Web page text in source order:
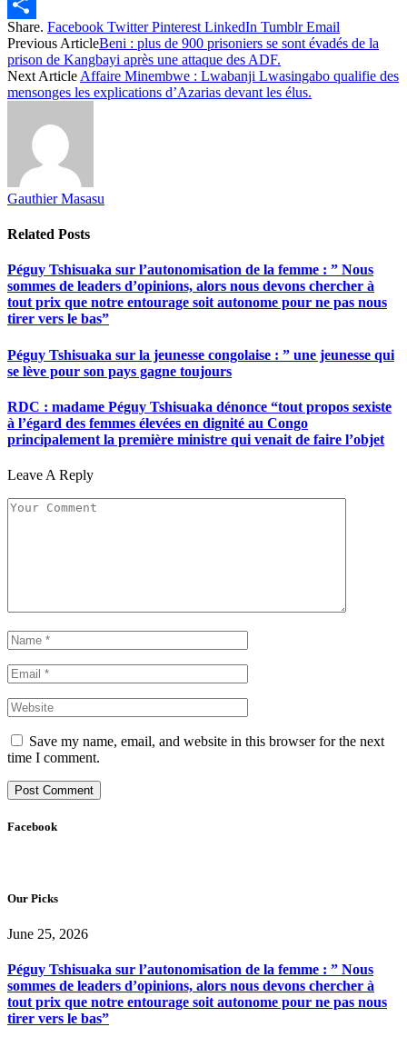
Twitter
Share
Share. Facebook Twitter Pinterest LinkedIn Tumblr Email
Previous ArticleBeni : plus de 900 prisoniers se sont évadés de la
prison de Kangbayi après une attaque des ADF.
Next Article Affaire Minembwe : Lwabanji Lwasingabo qualifie des
mensonges les explications d’Azarias devant les élus.
Gauthier Masasu
Related Posts
Péguy Tshisuaka sur l’autonomisation de la femme : ” Nous
sommes de leaders d’opinions, alors nous devons chercher à
tout prix que notre entourage soit autonome pour ne pas nous
tirer vers le bas”
Péguy Tshisuaka sur la jeunesse congolaise : ” une jeunesse qui
se lève pour son pays gagne toujours
RDC : madame Péguy Tshisuaka dénonce “tout propos sexiste
à l’égard des femmes élevées en dignité au Congo
principalement la première ministre qui venait de faire l’objet
Leave A Reply
Save my name, email, and website in this browser for the next
time I comment.
Facebook
Our Picks
June 25, 2026
Péguy Tshisuaka sur l’autonomisation de la femme : ” Nous
sommes de leaders d’opinions, alors nous devons chercher à
tout prix que notre entourage soit autonome pour ne pas nous
tirer vers le bas”